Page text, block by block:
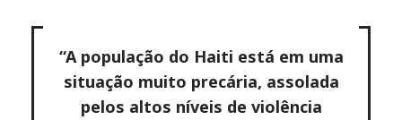
“A população do Haiti está em uma
situação muito precária, assolada
pelos altos níveis de violência